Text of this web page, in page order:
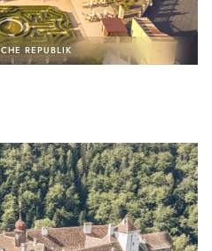
REPUBLIK